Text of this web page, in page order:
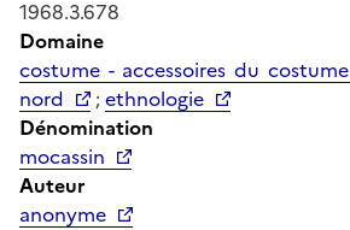
1968.3.678
Domaine
costume - accessoires du costume
nord
;ethnologie
Dénomination
mocassin
Auteur
anonyme